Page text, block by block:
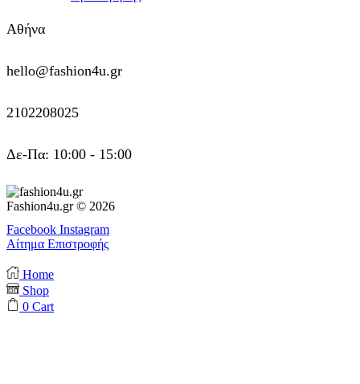
Αθήνα
hello@fashion4u.gr
2102208025
Δε-Πα: 10:00 - 15:00
Fashion4u.gr © 2026
Facebook Instagram
Αίτημα Επιστροφής
Home
Shop
0 Cart